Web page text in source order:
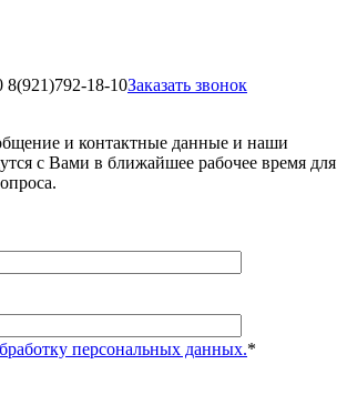
8(921)792-18-10Заказать звонок
и контактные данные и наши
с Вами в ближайшее рабочее время для
персональных данных.*